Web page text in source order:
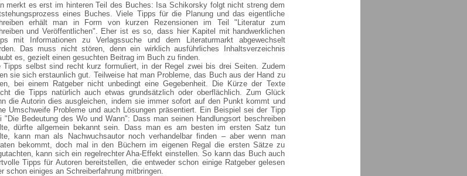
merkt es erst im hinteren Teil des Buches: Isa Schikorsky folgt nicht streng dem
eines Buches. Viele Tipps für die Planung und das eigentliche
erhält man in Form von kurzen Rezensionen im Teil "Literatur zum
und Veröffentlichen". Eher ist es so, dass hier Kapitel mit handwerklichen
mit Informationen zu Verlagssuche und dem Literaturmarkt abgewechselt
Das muss nicht stören, denn ein wirklich ausführliches Inhaltsverzeichnis
es, gezielt einen gesuchten Beitrag im Buch zu finden.
Tipps selbst sind recht kurz formuliert, in der Regel zwei bis drei Seiten. Zudem
sie sich erstaunlich gut. Teilweise hat man Probleme, das Buch aus der Hand zu
bei einem Ratgeber nicht unbedingt eine Gegebenheit. Die Kürze der Texte
die Tipps natürlich auch etwas grundsätzlich oder oberflächlich. Zum Glück
die Autorin dies ausgleichen, indem sie immer sofort auf den Punkt kommt und
Umschweife Probleme und auch Lösungen präsentiert. Ein Beispiel sei der Tipp
"Die Bedeutung des Wo und Wann": Dass man seinen Handlungsort beschreiben
dürfte allgemein bekannt sein. Dass man es am besten im ersten Satz tun
kann man als Nachwuchsautor noch verhandelbar finden – aber wenn man
bekommt, doch mal in den Büchern im eigenen Regal die ersten Sätze zu
kann sich ein regelrechter Aha-Effekt einstellen. So kann das Buch auch
Tipps für Autoren bereitstellen, die entweder schon einige Ratgeber gelesen
schon einiges an Schreiberfahrung mitbringen.